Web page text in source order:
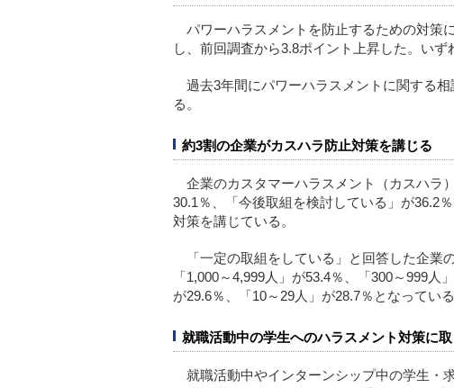
パワーハラスメントを防止するための対策
し、前回調査から3.8ポイント上昇した。いず
過去3年間にパワーハラスメントに関する
る。
約3割の企業がカスハラ防止対策を講じる
企業のカスタマーハラスメント（カスハラ
30.1％、「今後取組を検討している」が36.2
対策を講じている。
「一定の取組をしている」と回答した企業
「1,000～4,999人」が53.4％、「300～999人
が29.6％、「10～29人」が28.7％となっている
就職活動中の学生へのハラスメント対策に
就職活動中やインターンシップ中の学生・